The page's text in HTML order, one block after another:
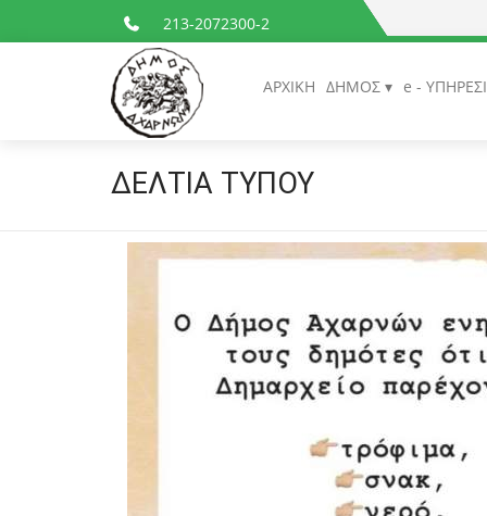
213-2072300-2
ΑΡΧΙΚΗ ΔΗΜΟΣ e -
ΔΕΛΤΙΑ ΤΥΠΟΥ